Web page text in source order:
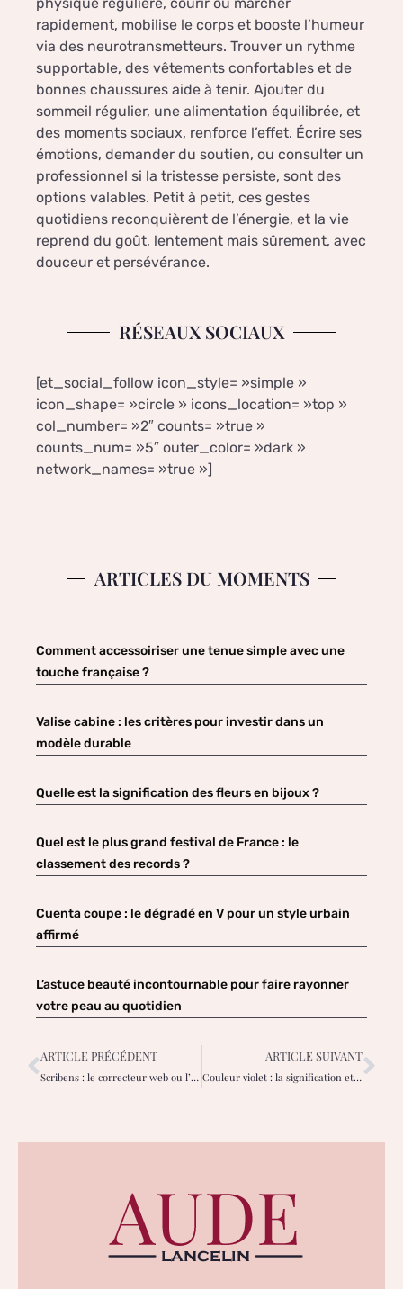
rapidement, mobilise le corps et booste l’humeur
via des neurotransmetteurs. Trouver un rythme
supportable, des vêtements confortables et de
bonnes chaussures aide à tenir. Ajouter du
sommeil régulier, une alimentation équilibrée, et
des moments sociaux, renforce l’effet. Écrire ses
émotions, demander du soutien, ou consulter un
professionnel si la tristesse persiste, sont des
options valables. Petit à petit, ces gestes
quotidiens reconquièrent de l’énergie, et la vie
reprend du goût, lentement mais sûrement, avec
douceur et persévérance.
RÉSEAUX SOCIAUX
[et_social_follow icon_style= »simple »
icon_shape= »circle » icons_location= »top »
col_number= »2″ counts= »true »
counts_num= »5″ outer_color= »dark »
network_names= »true »]
ARTICLES DU MOMENTS
Comment accessoiriser une tenue simple avec une
touche française ?
Valise cabine : les critères pour investir dans un
modèle durable
Quelle est la signification des fleurs en bijoux ?
Quel est le plus grand festival de France : le
classement des records ?
Cuenta coupe : le dégradé en V pour un style urbain
affirmé
L’astuce beauté incontournable pour faire rayonner
votre peau au quotidien
ARTICLE PRÉCÉDENT
Scribens : le correcteur web ou l’application mobile pour femmes, que choisir ?
ARTICLE SUIVANT
Couleur violet : la signification et les meilleures associations déco pour femmes ?